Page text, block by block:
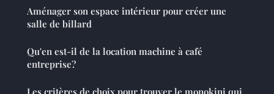
Aménager son espace intérieur pour créer une
salle de billard
Qu'en est-il de la location machine à café
entreprise?
Les critères de choix pour trouver le monokini qui